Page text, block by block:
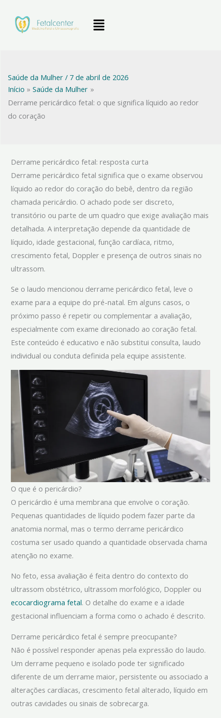
Menu
Saúde da Mulher/ 7 de abril de 2026
Início
Saúde da Mulher
Derrame pericárdico fetal: o que significa líquido ao redor
do coração
Derrame pericárdico fetal: resposta curta
Derrame pericárdico fetal significa que o exame observou
líquido ao redor do coração do bebê, dentro da região
chamada pericárdio. O achado pode ser discreto,
transitório ou parte de um quadro que exige avaliação mais
detalhada. A interpretação depende da quantidade de
líquido, idade gestacional, função cardíaca, ritmo,
crescimento fetal, Doppler e presença de outros sinais no
ultrassom.
Se o laudo mencionou derrame pericárdico fetal, leve o
exame para a equipe do pré-natal. Em alguns casos, o
próximo passo é repetir ou complementar a avaliação,
especialmente com exame direcionado ao coração fetal.
Este conteúdo é educativo e não substitui consulta, laudo
individual ou conduta definida pela equipe assistente.
O que é o pericárdio?
O pericárdio é uma membrana que envolve o coração.
Pequenas quantidades de líquido podem fazer parte da
anatomia normal, mas o termo derrame pericárdico
costuma ser usado quando a quantidade observada chama
atenção no exame.
No feto, essa avaliação é feita dentro do contexto do
ultrassom obstétrico, ultrassom morfológico, Doppler ou
ecocardiograma fetal. O detalhe do exame e a idade
gestacional influenciam a forma como o achado é descrito.
Derrame pericárdico fetal é sempre preocupante?
Não é possível responder apenas pela expressão do laudo.
Um derrame pequeno e isolado pode ter significado
diferente de um derrame maior, persistente ou associado a
alterações cardíacas, crescimento fetal alterado, líquido em
outras cavidades ou sinais de sobrecarga.